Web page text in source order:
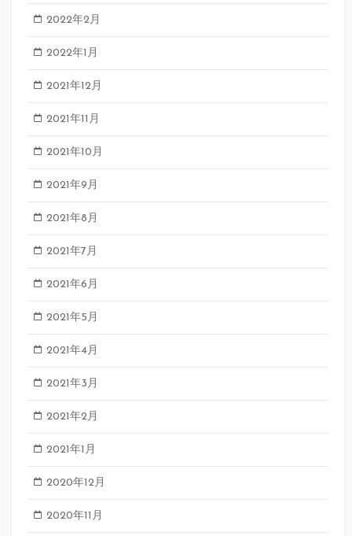
2022年2月
2022年1月
2021年12月
2021年11月
2021年10月
2021年9月
2021年8月
2021年7月
2021年6月
2021年5月
2021年4月
2021年3月
2021年2月
2021年1月
2020年12月
2020年11月